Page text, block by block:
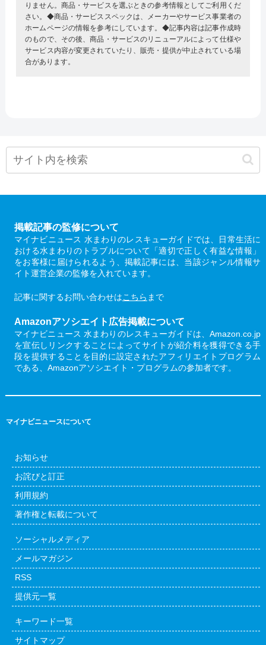
りません。商品・サービスを選ぶときの参考情報としてご利用くだ
さい。◆商品・サービススペックは、メーカーやサービス事業者の
ホームページの情報を参考にしています。◆記事内容は記事作成時
のもので、その後、商品・サービスのリニューアルによって仕様や
サービス内容が変更されていたり、販売・提供が中止されている場
合があります。
掲載記事の監修について
マイナビニュース 水まわりのレスキューガイドでは、日常生活に
おける水まわりのトラブルについて「適切で正しく有益な情報」
をお客様に届けられるよう、掲載記事には、当該ジャンル情報サ
イト運営企業の監修を入れています。
記事に関するお問い合わせはこちら まで
Amazonアソシエイト広告掲載について
マイナビニュース 水まわりのレスキューガイドは、Amazon.co.jp
を宣伝しリンクすることによってサイトが紹介料を獲得できる手
段を提供することを目的に設定されたアフィリエイトプログラム
である、Amazonアソシエイト・プログラムの参加者です。
マイナビニュースについて
お知らせ
お詫びと訂正
利用規約
著作権と転載について
ソーシャルメディア
メールマガジン
RSS
提供元一覧
キーワード一覧
サイトマップ